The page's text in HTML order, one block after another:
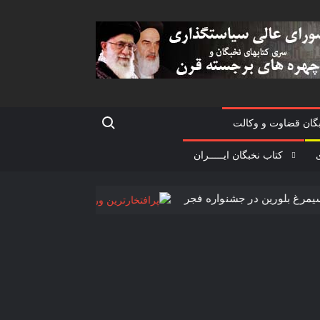
قضاوت و وکالت
کتاب نخبگان ایـــــران
Search for:
سیمرغ بلورین در جشنواره فجر